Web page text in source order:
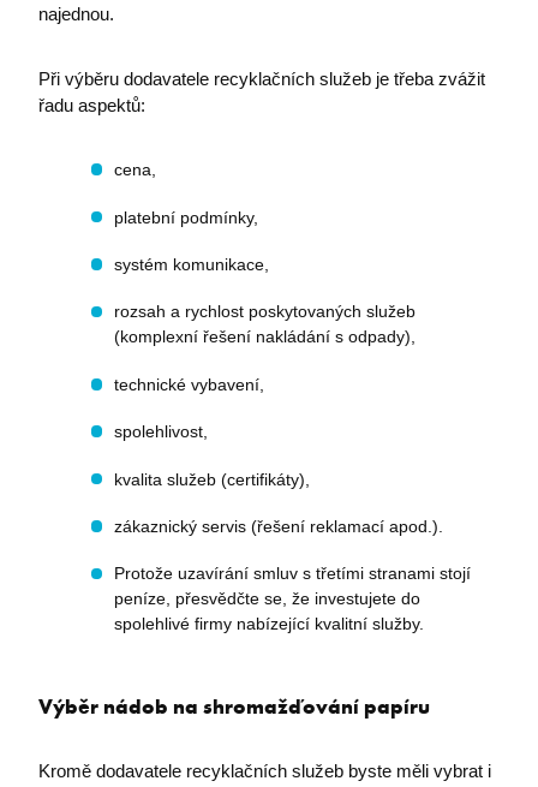
najednou.
Při výběru dodavatele recyklačních služeb je třeba zvážit
řadu aspektů:
cena,
platební podmínky,
systém komunikace,
rozsah a rychlost poskytovaných služeb
(komplexní řešení nakládání s odpady),
technické vybavení,
spolehlivost,
kvalita služeb (certifikáty),
zákaznický servis (řešení reklamací apod.).
Protože uzavírání smluv s třetími stranami stojí
peníze, přesvědčte se, že investujete do
spolehlivé firmy nabízející kvalitní služby.
Výběr nádob na shromažďování papíru
Kromě dodavatele recyklačních služeb byste měli vybrat i